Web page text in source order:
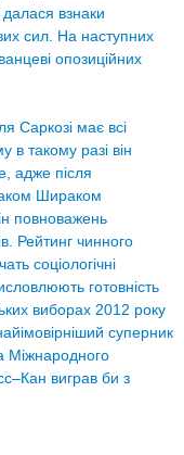
взнаки
сил. На наступних
опозиційних
Саркозі має всі
такому разі він
адже після
Шираком
повноважень
Рейтинг чинного
соціологічні
готовність
виборах 2012 року
суперник
Міжнародного
виграв би з